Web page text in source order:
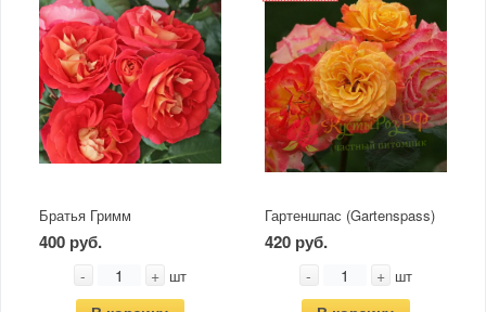
Братья Гримм
400 руб.
- + шт
Гартеншпас (Gartenspass)
420 руб.
- + шт